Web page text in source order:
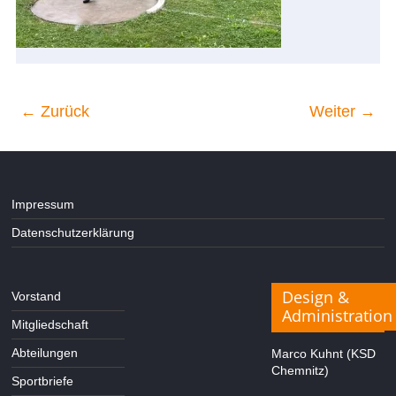
← Zurück Weiter →
Impressum
Datenschutzerklärung
Vorstand
Mitgliedschaft
Abteilungen
Sportbriefe
Design &
Administration
Marco Kuhnt (KSD
Chemnitz)